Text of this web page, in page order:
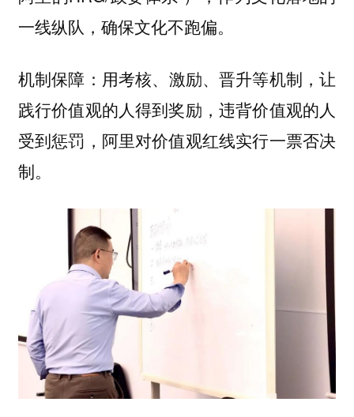
一线纵队，确保文化不跑偏。
机制保障： 用考核、激励、晋升等机制，让
践行价值观的人得到奖励，违背价值观的人
受到惩罚，阿里对价值观红线实行一票否决
制。